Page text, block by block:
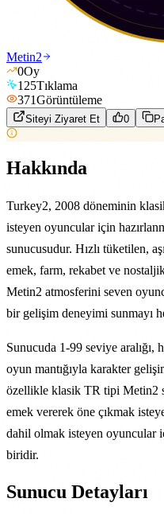
Metin2
0Oy
125Tıklama
371Görüntüleme
Siteyi Ziyaret Et 0
Hakkında
Turkey2, 2008 döneminin
isteyen oyuncular için
sunucusudur. Hızlı tüketilen,
emek, farm, rekabet ve
Metin2 atmosferini seven
bir gelişim deneyimi sunmayı
Sunucuda 1-99 seviye aralığı,
oyun mantığıyla karakter
özellikle klasik TR tipi Metin2
emek vererek öne çıkmak
dahil olmak isteyen oyuncular
biridir.
Sunucu Detayları